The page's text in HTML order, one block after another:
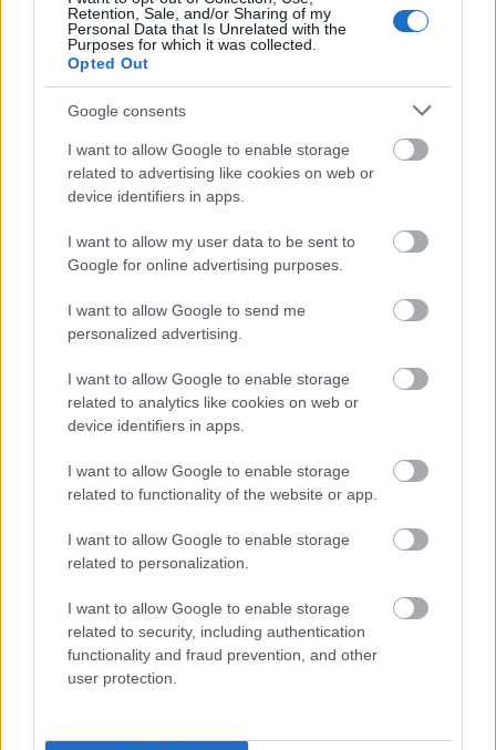
Retention, Sale, and/or Sharing of my
Personal Data that Is Unrelated with the
Purposes for which it was collected.
Opted Out
Google consents
I want to allow Google to enable storage
related to advertising like cookies on web or
device identifiers in apps.
I want to allow my user data to be sent to
Google for online advertising purposes.
I want to allow Google to send me
personalized advertising.
I want to allow Google to enable storage
related to analytics like cookies on web or
device identifiers in apps.
I want to allow Google to enable storage
related to functionality of the website or app.
I want to allow Google to enable storage
related to personalization.
I want to allow Google to enable storage
related to security, including authentication
functionality and fraud prevention, and other
user protection.
Πυροσβεστική Σχολή: Νέος
κανονισμός για δόκιμους – Τι αλλάζει
σε διαμονή, σίτιση και πρακτική
εκπαίδευση
ΥΠΕΣ: Προγραμματισμός προσλήψεων
2027 - Παρατείνεται το Β' Στάδιο
Προσλήψεις αναπληρωτών: Περίπου
30.000 ονόματα στην α' φάση
Πειραιάς Αργία Ταξίδια
Αυτοκίνητο Τροχαία